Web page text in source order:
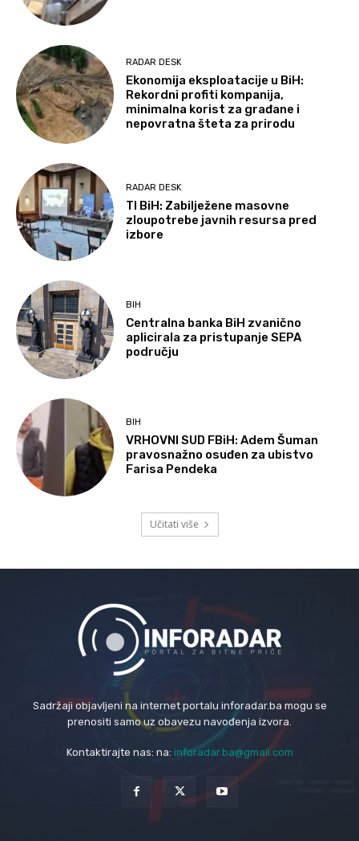
RADAR DESK
Ekonomija eksploatacije u BiH:
Rekordni profiti kompanija,
minimalna korist za građane i
nepovratna šteta za prirodu
RADAR DESK
TI BiH: Zabilježene masovne
zloupotrebe javnih resursa pred
izbore
BIH
Centralna banka BiH zvanično
aplicirala za pristupanje SEPA
području
BIH
VRHOVNI SUD FBiH: Adem Šuman
pravosnažno osuđen za ubistvo
Farisa Pendeka
Učitati više
Sadržaji objavljeni na internet portalu inforadar.ba mogu se
prenositi samo uz obavezu navođenja izvora.
Kontaktirajte nas: na: inforadar.ba@gmail.com